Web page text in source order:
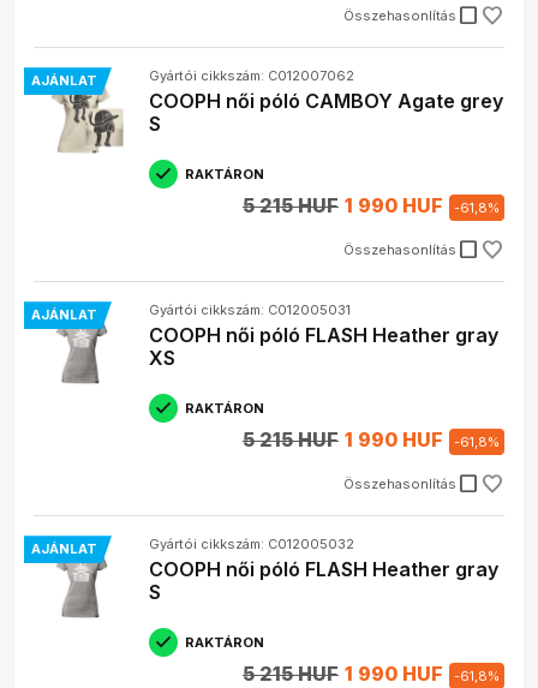
Összehasonlítás check_box_outline_blank
AJÁNLAT Gyártói cikkszám: C012007062
COOPH női póló CAMBOY Agate grey
S
RAKTÁRON
Összehasonlítás check_box_outline_blank
5 215 HUF 1 990 HUF -61,8%
AJÁNLAT Gyártói cikkszám: C012005031
COOPH női póló FLASH Heather gray
XS
RAKTÁRON
Összehasonlítás check_box_outline_blank
5 215 HUF 1 990 HUF -61,8%
AJÁNLAT Gyártói cikkszám: C012005032
COOPH női póló FLASH Heather gray
S
RAKTÁRON
5 215 HUF 1 990 HUF -61,8%